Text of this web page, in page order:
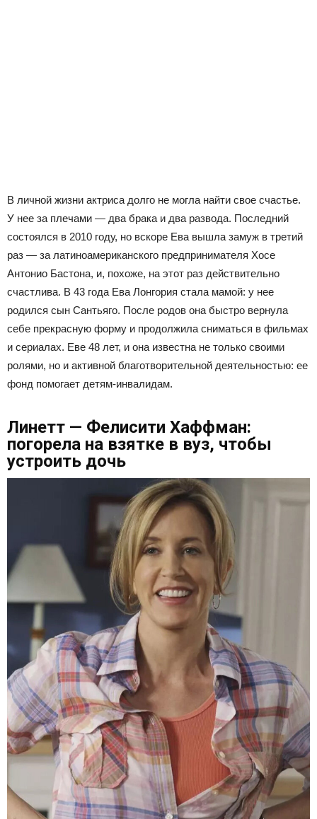
В личной жизни актриса долго не могла найти свое счастье.
У нее за плечами — два брака и два развода. Последний
состоялся в 2010 году, но вскоре Ева вышла замуж в третий
раз — за латиноамериканского предпринимателя Хосе
Антонио Бастона, и, похоже, на этот раз действительно
счастлива. В 43 года Ева Лонгория стала мамой: у нее
родился сын Сантьяго. После родов она быстро вернула
себе прекрасную форму и продолжила сниматься в фильмах
и сериалах. Еве 48 лет, и она известна не только своими
ролями, но и активной благотворительной деятельностью: ее
фонд помогает детям-инвалидам.
Линетт — Фелисити Хаффман:
погорела на взятке в вуз, чтобы
устроить дочь